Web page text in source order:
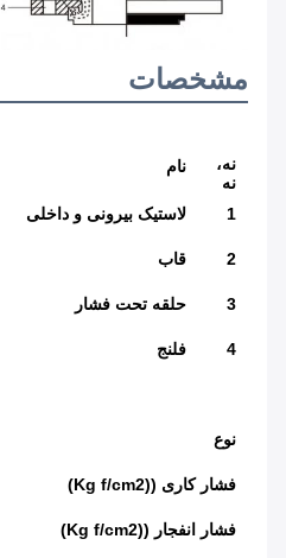
مشخصات
نه،
نه
نام
1 لاستیک بیرونی و داخلی
2 قاب
3 حلقه تحت فشار
4 فلنج
نوع
فشار کاری ((Kg f/cm2)
فشار انفجار ((Kg f/cm2)